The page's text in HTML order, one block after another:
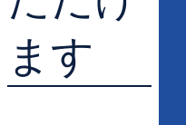
ます